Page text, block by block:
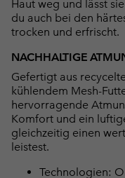
Haut weg und lässt
du auch bei den
trocken und erfrischt.
NACHHALTIGE
Gefertigt aus
kühlendem Mesh-
hervorragende
Komfort und ein
gleichzeitig einen
leistest.
Technologien: